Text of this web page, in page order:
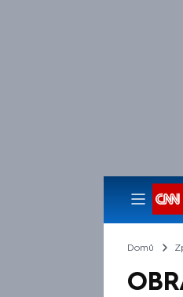
Domů